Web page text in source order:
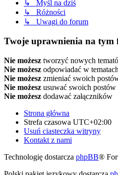
↳ Myśl na dziś
↳ Różności
↳ Uwagi do forum
Twoje uprawnienia na tym
Nie możesz tworzyć nowych
Nie możesz odpowiadać w tematach
Nie możesz zmieniać swoich
Nie możesz usuwać swoich postów
Nie możesz dodawać załączników
Strona główna
Strefa czasowa UTC+02:00
Usuń ciasteczka witryny
Kontakt z nami
Technologię dostarcza phpBB®